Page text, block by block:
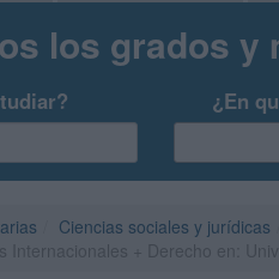
los grados y
¿En
Ciencias sociales y jurídicas